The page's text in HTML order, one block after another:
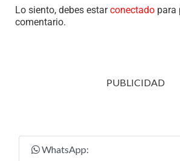
Lo siento, debes estarconectado para
comentario.
PUBLICIDAD
WhatsApp: